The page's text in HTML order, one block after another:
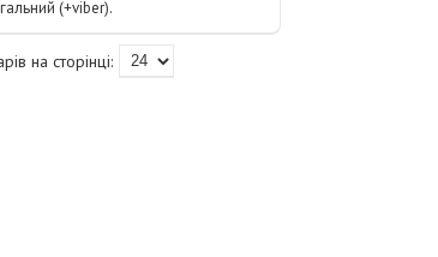
(+viber).